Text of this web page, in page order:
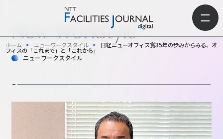
ホーム > ニューワークスタイル > 日経ニューオフィス賞35年の歩みからみる、オ
フィスの「これまで」と「これから」
New Workstyle
ニューワークスタイル